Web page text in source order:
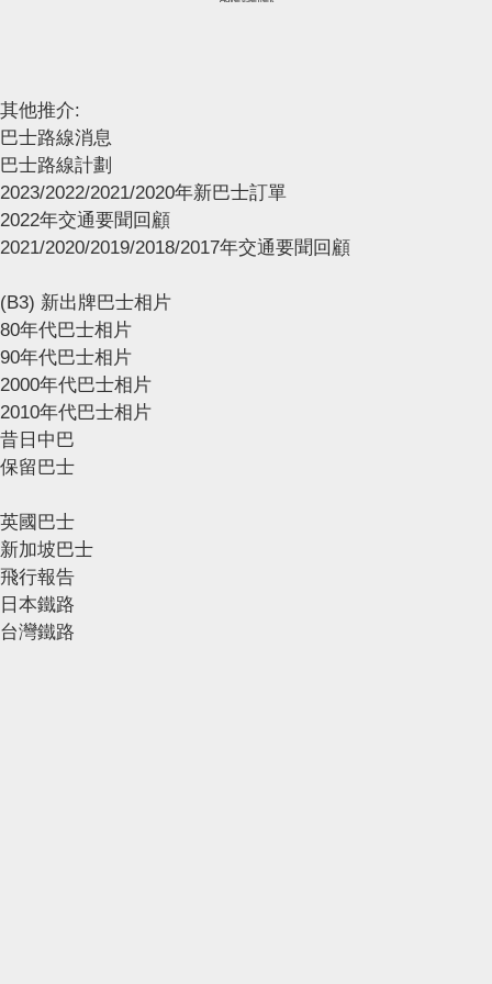
其他推介:
巴士路線消息
巴士路線計劃
2023/2022/2021/2020年新巴士訂單
2022年交通要聞回顧
2021/2020/2019/2018/2017年交通要聞回顧
(B3) 新出牌巴士相片
80年代巴士相片
90年代巴士相片
2000年代巴士相片
2010年代巴士相片
昔日中巴
保留巴士
英國巴士
新加坡巴士
飛行報告
日本鐵路
台灣鐵路